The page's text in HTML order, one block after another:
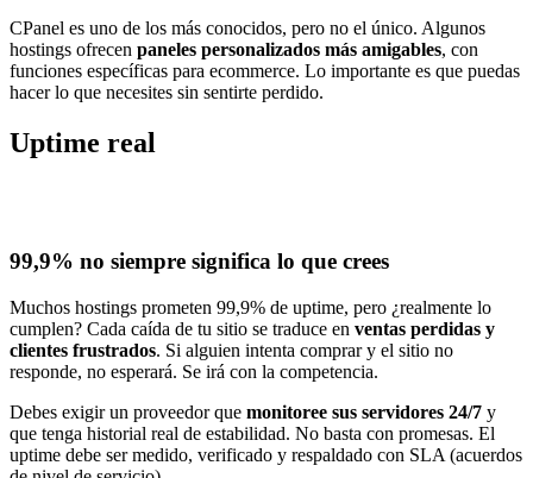
CPanel es uno de los más conocidos, pero no el único. Algunos
hostings ofrecen paneles personalizados más amigables, con
funciones específicas para ecommerce. Lo importante es que puedas
hacer lo que necesites sin sentirte perdido.
Uptime real
99,9% no siempre significa lo que crees
Muchos hostings prometen 99,9% de uptime, pero ¿realmente lo
cumplen? Cada caída de tu sitio se traduce en ventas perdidas y
clientes frustrados. Si alguien intenta comprar y el sitio no
responde, no esperará. Se irá con la competencia.
Debes exigir un proveedor que monitoree sus servidores 24/7 y
que tenga historial real de estabilidad. No basta con promesas. El
uptime debe ser medido, verificado y respaldado con SLA (acuerdos